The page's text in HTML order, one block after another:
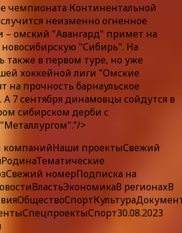
чемпионата Континентальной
неизменно огненное
– омский "Авангард" примет на
"Сибирь". На
в первом туре, но уже
хоккейной лиги "Омские
на прочность барнаульское
7 сентября динамовцы сойдутся в
сибирском дерби с
>
компанийНаши проектыСвежий
РодинаТематические
Свежий номерПодписка на
ВластьЭкономикаВ регионахВ
ОбществоСпортКультура